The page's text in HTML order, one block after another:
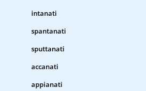
intanati
spantanati
sputtanati
accanati
appianati